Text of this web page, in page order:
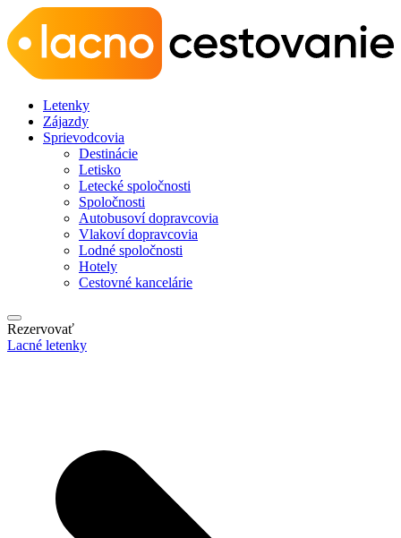
Letenky
Zájazdy
Sprievodcovia
Destinácie
Letisko
Letecké spoločnosti
Spoločnosti
Autobusoví dopravcovia
Vlakoví dopravcovia
Lodné spoločnosti
Hotely
Cestovné kancelárie
Rezervovať
Lacné letenky